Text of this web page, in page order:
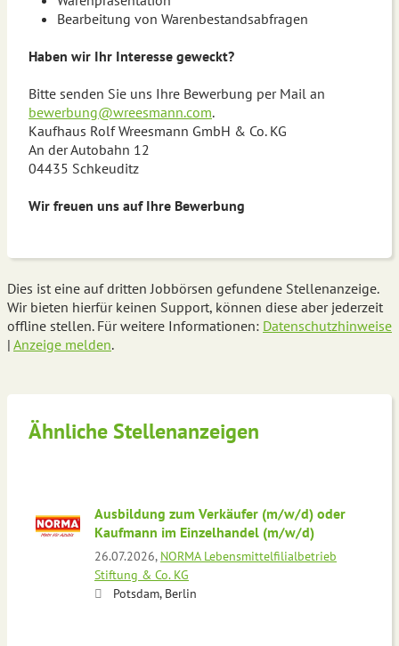
Bearbeitung von Warenbestandsabfragen
Haben wir Ihr Interesse geweckt?
Bitte senden Sie uns Ihre Bewerbung per Mail an
bewerbung@wreesmann.com.
Kaufhaus Rolf Wreesmann GmbH & Co. KG
An der Autobahn 12
04435 Schkeuditz
Wir freuen uns auf Ihre Bewerbung
Dies ist eine auf dritten Jobbörsen gefundene Stellenanzeige.
Wir bieten hierfür keinen Support, können diese aber jederzeit
offline stellen. Für weitere Informationen: Datenschutzhinweise
| Anzeige melden.
Ähnliche Stellenanzeigen
Ausbildung zum Verkäufer (m/w/d) oder
Kaufmann im Einzelhandel (m/w/d)
26.07.2026, NORMA Lebensmittelfilialbetrieb
Stiftung & Co. KG
Potsdam, Berlin